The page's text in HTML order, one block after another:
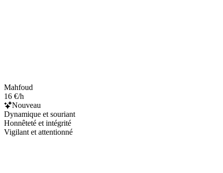
Mahfoud
16 €/h
Nouveau
Dynamique et souriant
Honnêteté et intégrité
Vigilant et attentionné